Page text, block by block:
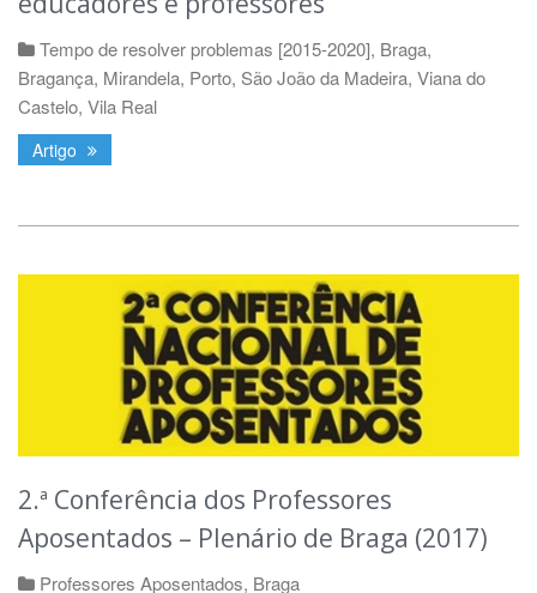
Tempo de resolver problemas [2015-2020], Braga,
Bragança, Mirandela, Porto, São João da Madeira, Viana do
Castelo, Vila Real
Artigo
2.ª Conferência dos Professores
Aposentados – Plenário de Braga (2017)
Professores Aposentados, Braga